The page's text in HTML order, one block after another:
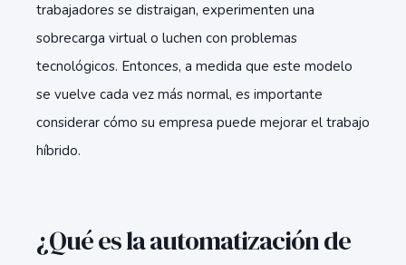
trabajadores se distraigan, experimenten una
sobrecarga virtual o luchen con problemas
tecnológicos. Entonces, a medida que este modelo
se vuelve cada vez más normal, es importante
considerar cómo su empresa puede mejorar el trabajo
híbrido.
¿Qué es la automatización de